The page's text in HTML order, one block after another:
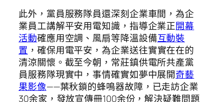
此外，黨員服務隊員還深刻企業車間，為企
業員工講解平安用電知識，指導企業正開幕
活動確應用空調、風扇等降溫設備互動裝
置 ，確保用電平安，為企業送往實實在在的
清涼關懷。截至今朝，常莊鎮供電所共產黨
員服務隊現實中，事情確實如夢中展開奇藝
果影像——葉秋鎖的蜂鳴器故障，已走訪企業
30余家，發放宣傳冊100余份，解決疑難問題